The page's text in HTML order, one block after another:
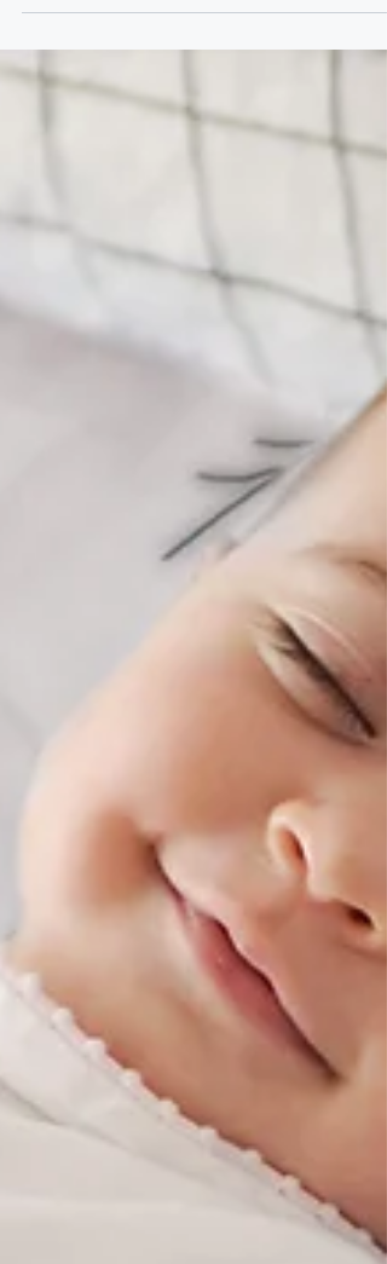
sur les pouvoirs d’un juge, à savoir...